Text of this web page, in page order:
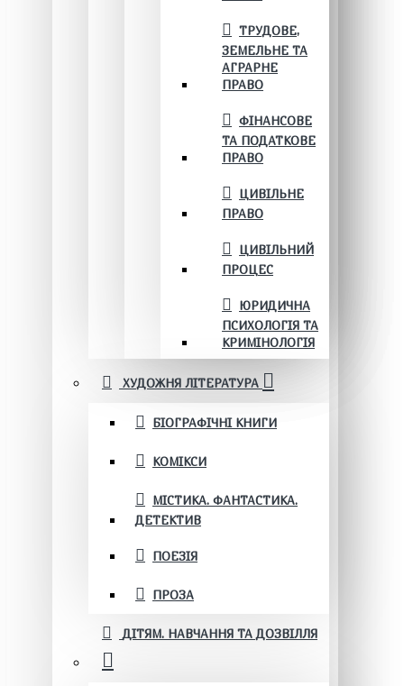
ТРУДОВЕ,
ЗЕМЕЛЬНЕ ТА
АГРАРНЕ
ПРАВО
ФІНАНСОВЕ
ТА ПОДАТКОВЕ
ПРАВО
ЦИВІЛЬНЕ
ПРАВО
ЦИВІЛЬНИЙ
ПРОЦЕС
ЮРИДИЧНА
ПСИХОЛОГІЯ ТА
КРИМІНОЛОГІЯ
ХУДОЖНЯ ЛІТЕРАТУРА
БІОГРАФІЧНІ КНИГИ
КОМІКСИ
МІСТИКА. ФАНТАСТИКА.
ДЕТЕКТИВ
ПОЕЗІЯ
ПРОЗА
ДІТЯМ. НАВЧАННЯ ТА ДОЗВІЛЛЯ